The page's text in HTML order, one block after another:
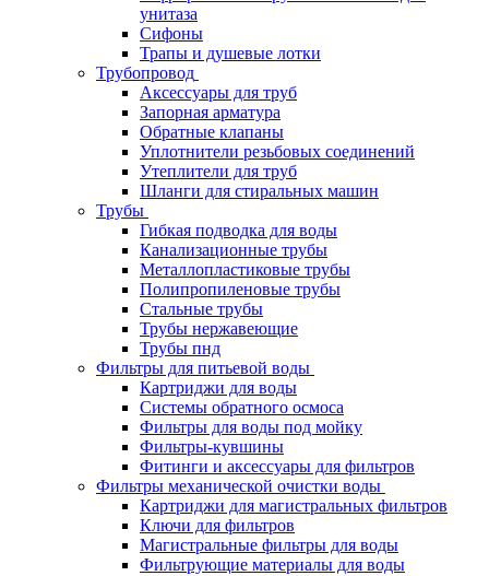
унитаза
Сифоны
Трапы и душевые лотки
Трубопровод
Аксессуары для труб
Запорная арматура
Обратные клапаны
Уплотнители резьбовых соединений
Утеплители для труб
Шланги для стиральных машин
Трубы
Гибкая подводка для воды
Канализационные трубы
Металлопластиковые трубы
Полипропиленовые трубы
Стальные трубы
Трубы нержавеющие
Трубы пнд
Фильтры для питьевой воды
Картриджи для воды
Системы обратного осмоса
Фильтры для воды под мойку
Фильтры-кувшины
Фитинги и аксессуары для фильтров
Фильтры механической очистки воды
Картриджи для магистральных фильтров
Ключи для фильтров
Магистральные фильтры для воды
Фильтрующие материалы для воды